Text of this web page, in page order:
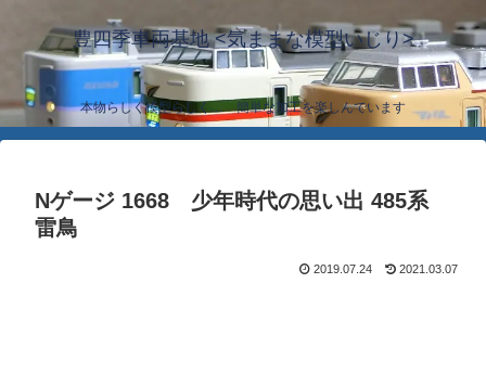
豊四季車両基地 <気ままな模型いじり>
本物らしく模型らしく… 簡単な加工を楽しんでいます
Nゲージ 1668 少年時代の思い出 485系
雷鳥
2019.07.24 2021.03.07